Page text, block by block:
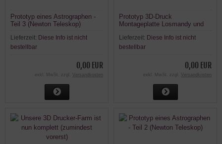
Prototyp eines Astrographen -
Teil 3 (Newton Teleskop)
Lieferzeit: Diese Info ist nicht
bestellbar
0,00 EUR
exkl. MwSt. zzgl. Versandkosten
Prototyp 3D-Druck
Montageplatte Losmandy und
Lieferzeit: Diese Info ist nicht
bestellbar
0,00 EUR
exkl. MwSt. zzgl. Versandkosten